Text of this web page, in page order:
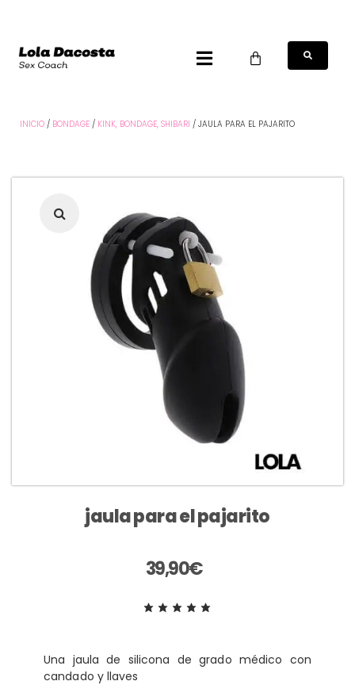
INICIO / BONDAGE / KINK, BONDAGE, SHIBARI / JAULA PARA EL PAJARITO
jaula para el pajarito
39,90€
Una jaula de silicona de grado médico con
candado y llaves